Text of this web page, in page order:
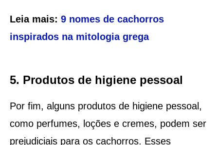
Leia mais: 9 nomes de cachorros
inspirados na mitologia grega
5. Produtos de higiene pessoal
Por fim, alguns produtos de higiene pessoal,
como perfumes, loções e cremes, podem ser
prejudiciais para os cachorros. Esses